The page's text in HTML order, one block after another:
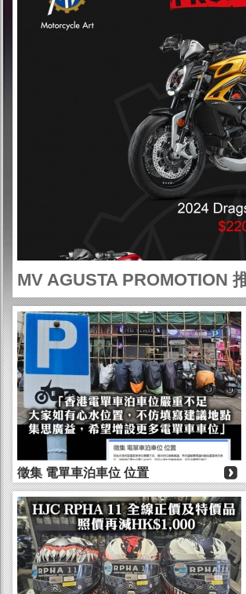
MV AGUSTA PROMOTION
徵集 電單車泊車位 位置